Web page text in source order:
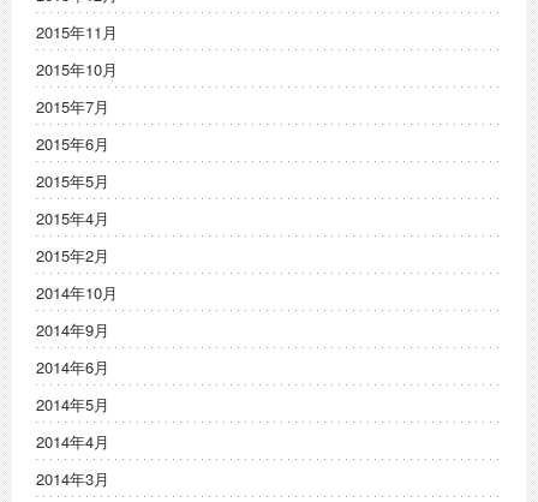
2015年11月
2015年10月
2015年7月
2015年6月
2015年5月
2015年4月
2015年2月
2014年10月
2014年9月
2014年6月
2014年5月
2014年4月
2014年3月